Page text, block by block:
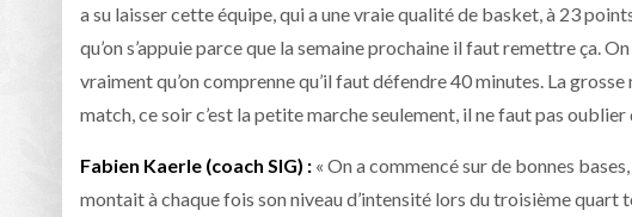
a su laisser cette équipe, qui a une vraie qualité de basket, à 23
qu’on s’appuie parce que la semaine prochaine il faut remettre ça.
vraiment qu’on comprenne qu’il faut défendre 40 minutes. La
match, ce soir c’est la petite marche seulement, il ne faut pas oublier
Fabien Kaerle (coach SIG) : « On a commencé sur de bonnes
montait à chaque fois son niveau d’intensité lors du troisième quart